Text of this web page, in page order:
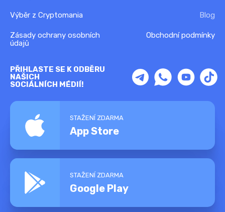
Výběr z Cryptomania Blog
Zásady ochrany osobních
údajů
Obchodní podmínky
PŘIHLASTE SE K ODBĚRU
NAŠICH
SOCIÁLNÍCH MÉDIÍ!
STAŽENÍ ZDARMA
App Store
STAŽENÍ ZDARMA
Google Play